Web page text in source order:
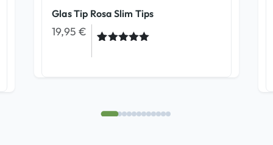
Glas Tip Rosa Slim Tips
19,95€
ertungen